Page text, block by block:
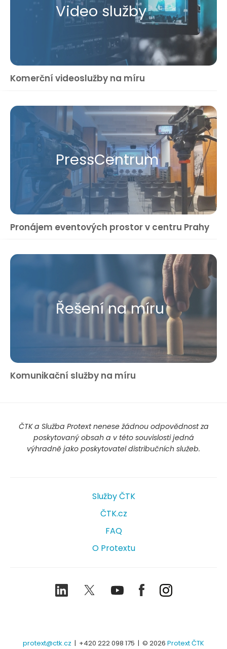
Video služby
Komerční videoslužby na míru
Press​Centrum
Pronájem eventových prostor v centru Prahy
Řešení na míru
Komunikační služby na míru
ČTK a Služba Protext nenese žádnou odpovědnost za
poskytovaný obsah a v této souvislosti jedná
výhradně jako poskytovatel distribučních služeb.
Služby ČTK
ČTK.cz
FAQ
O Protextu
LinkedIn TwitterYoutubeFacebookInstagram
protext@ctk.cz | +420 222 098 175 | © 2026 Protext ČTK